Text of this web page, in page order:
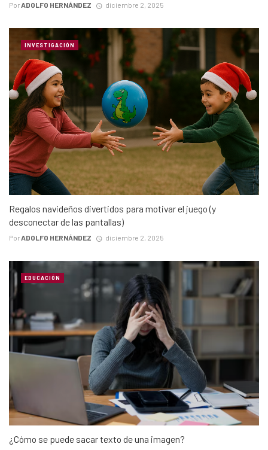
PorADOLFO HERNÁNDEZ diciembre 2, 2025
Regalos navideños divertidos para motivar el juego (y
desconectar de las pantallas)
PorADOLFO HERNÁNDEZ diciembre 2, 2025
INVESTIGACIÓN
¿Cómo se puede sacar texto de una imagen?
EDUCACIÓN